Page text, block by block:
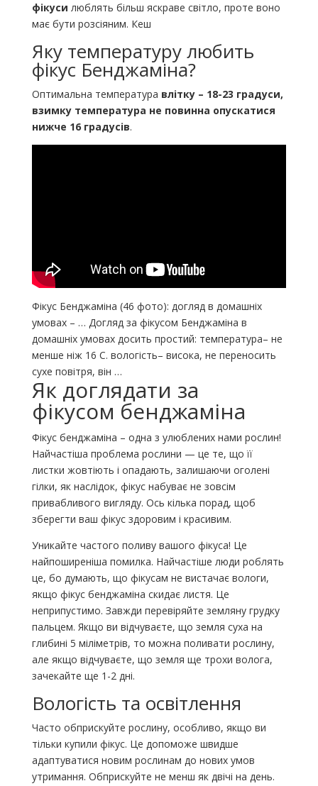
фікуси люблять більш яскраве світло, проте воно
має бути розсіяним. Кеш
Яку температуру любить
фікус Бенджаміна?
Оптимальна температура влітку – 18-23 градуси,
взимку температура не повинна опускатися
нижче 16 градусів.
Фікус Бенджаміна (46 фото): догляд в домашніх
умовах – … Догляд за фікусом Бенджаміна в
домашніх умовах досить простий: температура– не
менше ніж 16 С. вологість– висока, не переносить
сухе повітря, він …
Як доглядати за
фікусом бенджаміна
Фікус бенджаміна – одна з улюблених нами рослин!
Найчастіша проблема рослини — це те, що її
листки жовтіють і опадають, залишаючи оголені
гілки, як наслідок, фікус набуває не зовсім
привабливого вигляду. Ось кілька порад, щоб
зберегти ваш фікус здоровим і красивим.
Уникайте частого поливу вашого фікуса! Це
найпоширеніша помилка. Найчастіше люди роблять
це, бо думають, що фікусам не вистачає вологи,
якщо фікус бенджаміна скидає листя. Це
неприпустимо. Завжди перевіряйте земляну грудку
пальцем. Якщо ви відчуваєте, що земля суха на
глибині 5 міліметрів, то можна поливати рослину,
але якщо відчуваєте, що земля ще трохи волога,
зачекайте ще 1-2 дні.
Вологість та освітлення
Часто обприскуйте рослину, особливо, якщо ви
тільки купили фікус. Це допоможе швидше
адаптуватися новим рослинам до нових умов
утримання. Обприскуйте не менш як двічі на день.